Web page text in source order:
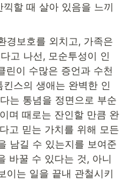
할 때 살아 있음을 느끼
경보호를 외치고, 가족은
고 나선, 모순투성이 인
린이 수많은 증언과 수천
스의 생애는 완벽한 인
는 통념을 정면으로 부순
며 때로는 잔인할 만큼 완
고 믿는 가치를 위해 모든
남길 수 있는지를 보여준
바꿀 수 있다는 것, 아니
이는 일을 끝내 관철시키